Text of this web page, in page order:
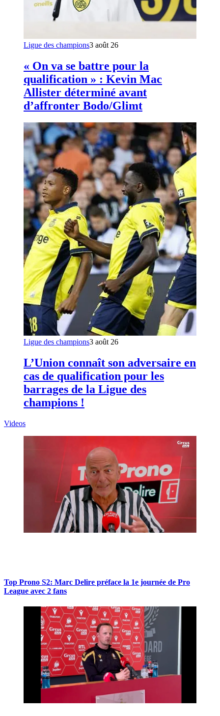
Ligue des champions3 août 26
« On va se battre pour la
qualification » : Kevin Mac
Allister déterminé avant
d’affronter Bodo/Glimt
Ligue des champions3 août 26
L’Union connaît son adversaire en
cas de qualification pour les
barrages de la Ligue des
champions !
Videos
Top Prono S2: Marc Delire préface la 1e journée de Pro
League avec 2 fans